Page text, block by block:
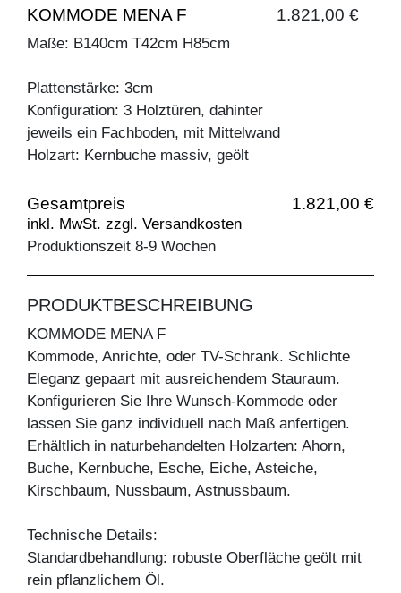
KOMMODE MENA F 1.821,00 €
Maße: B140cm T42cm H85cm
Plattenstärke: 3cm
Konfiguration: 3 Holztüren, dahinter
jeweils ein Fachboden, mit Mittelwand
Holzart: Kernbuche massiv, geölt
Gesamtpreis 1.821,00 €
inkl. MwSt. zzgl. Versandkosten
Produktionszeit 8-9 Wochen
PRODUKTBESCHREIBUNG
KOMMODE MENA F
Kommode, Anrichte, oder TV-Schrank. Schlichte
Eleganz gepaart mit ausreichendem Stauraum.
Konfigurieren Sie Ihre Wunsch-Kommode oder
lassen Sie ganz individuell nach Maß anfertigen.
Erhältlich in naturbehandelten Holzarten: Ahorn,
Buche, Kernbuche, Esche, Eiche, Asteiche,
Kirschbaum, Nussbaum, Astnussbaum.
Technische Details:
Standardbehandlung: robuste Oberfläche geölt mit
rein pflanzlichem Öl.